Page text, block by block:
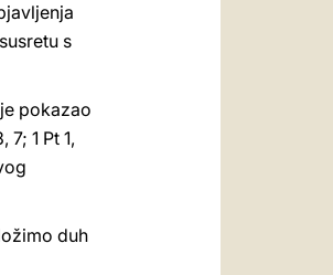
s
pokazao
1 Pt 1,
duh